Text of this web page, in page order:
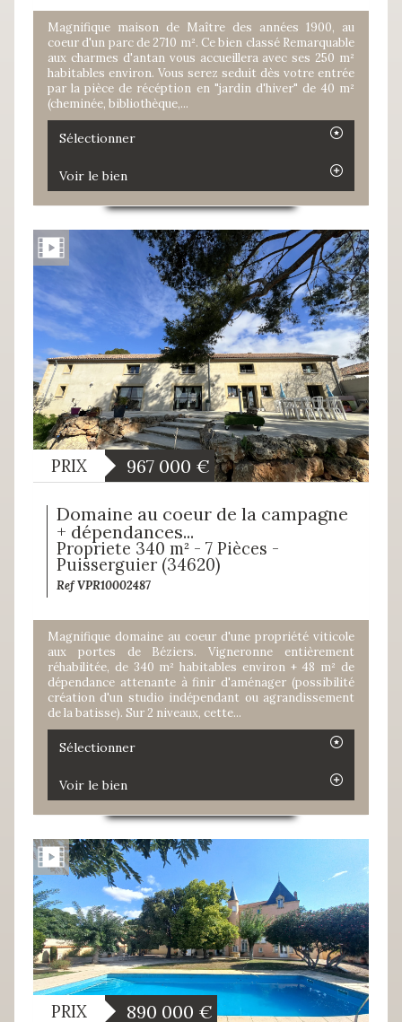
Magnifique maison de Maître des années 1900, au
coeur d'un parc de 2710 m². Ce bien classé Remarquable
aux charmes d'antan vous accueillera avec ses 250 m²
habitables environ. Vous serez seduit dès votre entrée
par la pièce de récéption en "jardin d'hiver" de 40 m²
(cheminée, bibliothèque,...
Sélectionner
Voir le bien
PRIX 967 000 €
Domaine au coeur de la campagne
+ dépendances...
Propriete 340 m² - 7 Pièces -
Puisserguier (34620)
Ref VPR10002487
Magnifique domaine au coeur d'une propriété viticole
aux portes de Béziers. Vigneronne entièrement
réhabilitée, de 340 m² habitables environ + 48 m² de
dépendance attenante à finir d'aménager (possibilité
création d'un studio indépendant ou agrandissement
de la batisse). Sur 2 niveaux, cette...
Sélectionner
Voir le bien
PRIX 890 000 €